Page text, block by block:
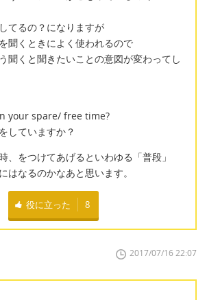
てるの？になりますが
聞くときによく使われるので
聞くと聞きたいことの意図が変わってし
your spare/ free time?
していますか？
、をつけてあげるといわゆる「普段」
はなるのかなあと思います。
役に立った 8
2017/07/16 22:07